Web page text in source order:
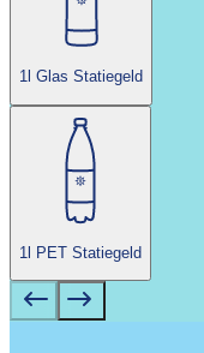
1l Glas Statiegeld
1l PET Statiegeld